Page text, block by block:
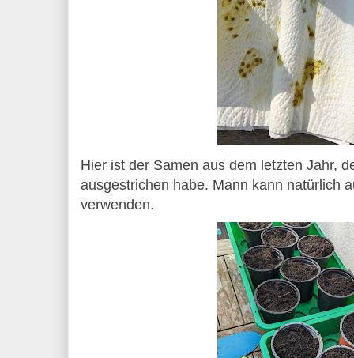
Hier ist der Samen aus dem letzten Jahr,
ausgestrichen habe. Mann kann natürlich
verwenden.